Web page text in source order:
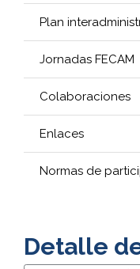
Plan
Jornadas FECAM
Colaboraciones
Enlaces
Normas de
Detalle